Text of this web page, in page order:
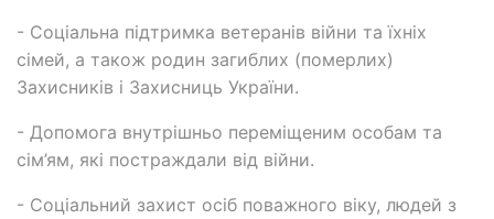
- Соціальна підтримка ветеранів війни та їхніх
сімей, а також родин загиблих (померлих)
Захисників і Захисниць України.
- Допомога внутрішньо переміщеним особам та
сім’ям, які постраждали від війни.
- Соціальний захист осіб поважного віку, людей з